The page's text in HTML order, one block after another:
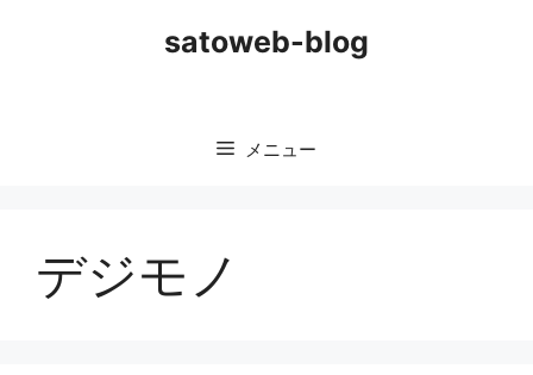
satoweb-blog
メニュー
デジモノ